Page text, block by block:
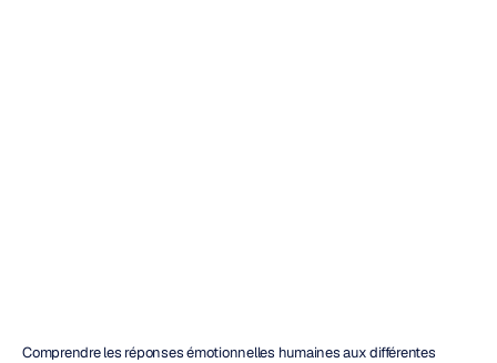
Comprendre les réponses émotionnelles humaines aux différentes